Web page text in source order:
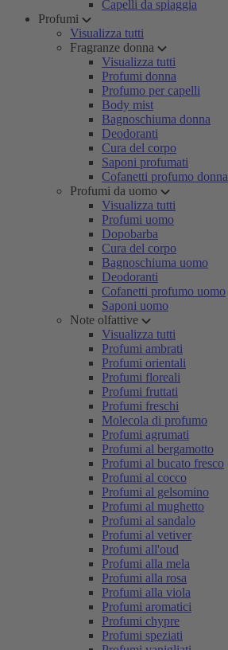
Capelli da spiaggia
Profumi
Visualizza tutti
Fragranze donna
Visualizza tutti
Profumi donna
Profumo per capelli
Body mist
Bagnoschiuma donna
Deodoranti
Cura del corpo
Saponi profumati
Cofanetti profumo donna
Profumi da uomo
Visualizza tutti
Profumi uomo
Dopobarba
Cura del corpo
Bagnoschiuma uomo
Deodoranti
Cofanetti profumo uomo
Saponi uomo
Note olfattive
Visualizza tutti
Profumi ambrati
Profumi orientali
Profumi floreali
Profumi fruttati
Profumi freschi
Molecola di profumo
Profumi agrumati
Profumi al bergamotto
Profumi al bucato fresco
Profumi al cocco
Profumi al gelsomino
Profumi al mughetto
Profumi al sandalo
Profumi al vetiver
Profumi all'oud
Profumi alla mela
Profumi alla rosa
Profumi alla viola
Profumi aromatici
Profumi chypre
Profumi speziati